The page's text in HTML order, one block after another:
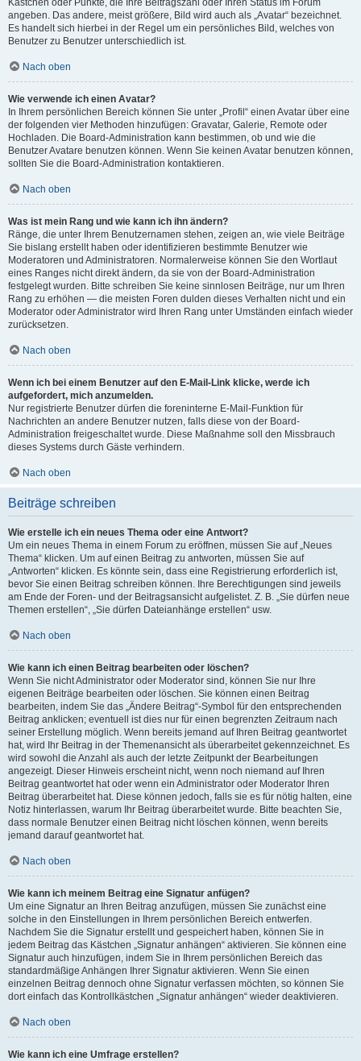
Kästchen oder Punkte, die Ihre Beitragszahl oder Ihren Status im Forum
angeben. Das andere, meist größere, Bild wird auch als „Avatar“ bezeichnet.
Es handelt sich hierbei in der Regel um ein persönliches Bild, welches von
Benutzer zu Benutzer unterschiedlich ist.
Nach oben
Wie verwende ich einen Avatar?
In Ihrem persönlichen Bereich können Sie unter „Profil“ einen Avatar über eine
der folgenden vier Methoden hinzufügen: Gravatar, Galerie, Remote oder
Hochladen. Die Board-Administration kann bestimmen, ob und wie die
Benutzer Avatare benutzen können. Wenn Sie keinen Avatar benutzen können,
sollten Sie die Board-Administration kontaktieren.
Nach oben
Was ist mein Rang und wie kann ich ihn ändern?
Ränge, die unter Ihrem Benutzernamen stehen, zeigen an, wie viele Beiträge
Sie bislang erstellt haben oder identifizieren bestimmte Benutzer wie
Moderatoren und Administratoren. Normalerweise können Sie den Wortlaut
eines Ranges nicht direkt ändern, da sie von der Board-Administration
festgelegt wurden. Bitte schreiben Sie keine sinnlosen Beiträge, nur um Ihren
Rang zu erhöhen — die meisten Foren dulden dieses Verhalten nicht und ein
Moderator oder Administrator wird Ihren Rang unter Umständen einfach wieder
zurücksetzen.
Nach oben
Wenn ich bei einem Benutzer auf den E-Mail-Link klicke, werde ich
aufgefordert, mich anzumelden.
Nur registrierte Benutzer dürfen die foreninterne E-Mail-Funktion für
Nachrichten an andere Benutzer nutzen, falls diese von der Board-
Administration freigeschaltet wurde. Diese Maßnahme soll den Missbrauch
dieses Systems durch Gäste verhindern.
Nach oben
Beiträge schreiben
Wie erstelle ich ein neues Thema oder eine Antwort?
Um ein neues Thema in einem Forum zu eröffnen, müssen Sie auf „Neues
Thema“ klicken. Um auf einen Beitrag zu antworten, müssen Sie auf
„Antworten“ klicken. Es könnte sein, dass eine Registrierung erforderlich ist,
bevor Sie einen Beitrag schreiben können. Ihre Berechtigungen sind jeweils
am Ende der Foren- und der Beitragsansicht aufgelistet. Z. B. „Sie dürfen neue
Themen erstellen“, „Sie dürfen Dateianhänge erstellen“ usw.
Nach oben
Wie kann ich einen Beitrag bearbeiten oder löschen?
Wenn Sie nicht Administrator oder Moderator sind, können Sie nur Ihre
eigenen Beiträge bearbeiten oder löschen. Sie können einen Beitrag
bearbeiten, indem Sie das „Ändere Beitrag“-Symbol für den entsprechenden
Beitrag anklicken; eventuell ist dies nur für einen begrenzten Zeitraum nach
seiner Erstellung möglich. Wenn bereits jemand auf Ihren Beitrag geantwortet
hat, wird Ihr Beitrag in der Themenansicht als überarbeitet gekennzeichnet. Es
wird sowohl die Anzahl als auch der letzte Zeitpunkt der Bearbeitungen
angezeigt. Dieser Hinweis erscheint nicht, wenn noch niemand auf Ihren
Beitrag geantwortet hat oder wenn ein Administrator oder Moderator Ihren
Beitrag überarbeitet hat. Diese können jedoch, falls sie es für nötig halten, eine
Notiz hinterlassen, warum Ihr Beitrag überarbeitet wurde. Bitte beachten Sie,
dass normale Benutzer einen Beitrag nicht löschen können, wenn bereits
jemand darauf geantwortet hat.
Nach oben
Wie kann ich meinem Beitrag eine Signatur anfügen?
Um eine Signatur an Ihren Beitrag anzufügen, müssen Sie zunächst eine
solche in den Einstellungen in Ihrem persönlichen Bereich entwerfen.
Nachdem Sie die Signatur erstellt und gespeichert haben, können Sie in
jedem Beitrag das Kästchen „Signatur anhängen“ aktivieren. Sie können eine
Signatur auch hinzufügen, indem Sie in Ihrem persönlichen Bereich das
standardmäßige Anhängen Ihrer Signatur aktivieren. Wenn Sie einen
einzelnen Beitrag dennoch ohne Signatur verfassen möchten, so können Sie
dort einfach das Kontrollkästchen „Signatur anhängen“ wieder deaktivieren.
Nach oben
Wie kann ich eine Umfrage erstellen?